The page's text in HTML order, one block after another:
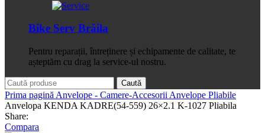
Bike Serv Brăila
Pentru reparații, întreținere și echipamente de calitate, te
așteptăm cu drag la service-ul nostru.
Caută
Prima pagină Anvelope - Camere-Accesorii Anvelope Pliabile
Anvelopa KENDA KADRE(54-559) 26×2.1 K-1027 Pliabila
Share:
Compara